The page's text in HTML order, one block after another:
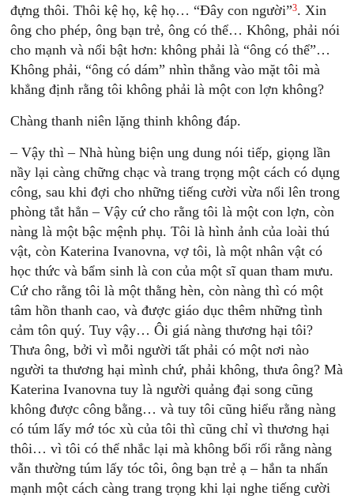
đựng thôi. Thôi kệ họ, kệ họ… “Đây con người”3. Xin
ông cho phép, ông bạn trẻ, ông có thể… Không, phải nói
cho mạnh và nổi bật hơn: không phải là “ông có thể”…
Không phải, “ông có dám” nhìn thẳng vào mặt tôi mà
khẳng định rằng tôi không phải là một con lợn không?
Chàng thanh niên lặng thinh không đáp.
– Vậy thì – Nhà hùng biện ung dung nói tiếp, giọng lần
nầy lại càng chững chạc và trang trọng một cách có dụng
công, sau khi đợi cho những tiếng cười vừa nổi lên trong
phòng tắt hẳn – Vậy cứ cho rằng tôi là một con lợn, còn
nàng là một bậc mệnh phụ. Tôi là hình ảnh của loài thú
vật, còn Katerina Ivanovna, vợ tôi, là một nhân vật có
học thức và bẩm sinh là con của một sĩ quan tham mưu.
Cứ cho rằng tôi là một thằng hèn, còn nàng thì có một
tâm hồn thanh cao, và được giáo dục thêm những tình
cảm tôn quý. Tuy vậy… Ôi giá nàng thương hại tôi?
Thưa ông, bởi vì mỗi người tất phải có một nơi nào
người ta thương hại mình chứ, phải không, thưa ông? Mà
Katerina Ivanovna tuy là người quảng đại song cũng
không được công bằng… và tuy tôi cũng hiểu rằng nàng
có túm lấy mớ tóc xù của tôi thì cũng chỉ vì thương hại
thôi… vì tôi có thể nhắc lại mà không bối rối rằng nàng
vẫn thường túm lấy tóc tôi, ông bạn trẻ ạ – hắn ta nhấn
mạnh một cách càng trang trọng khi lại nghe tiếng cười